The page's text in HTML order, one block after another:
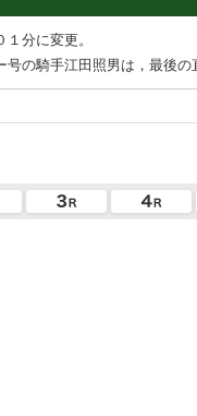
分に変更。
号の騎手江田照男は，最後